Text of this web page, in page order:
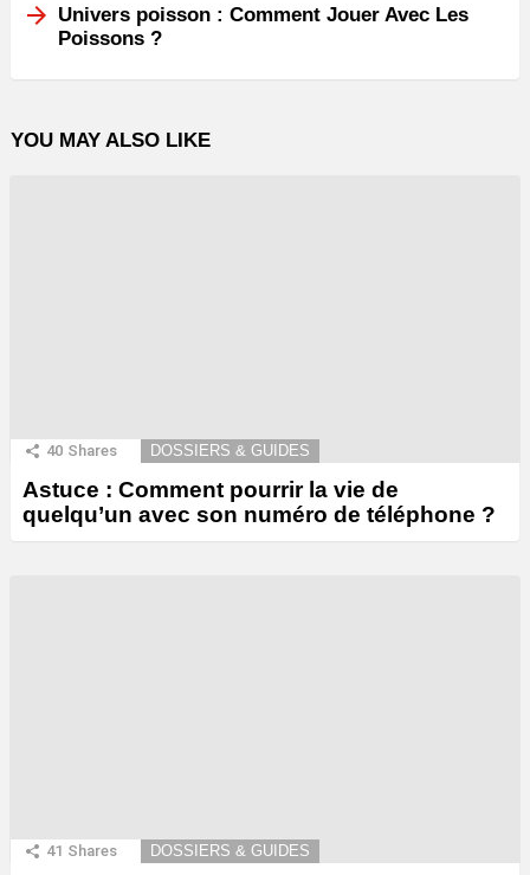
Univers poisson : Comment Jouer Avec Les
Poissons ?
YOU MAY ALSO LIKE
40 Shares DOSSIERS & GUIDES
Astuce : Comment pourrir la vie de
quelqu’un avec son numéro de téléphone ?
41 Shares DOSSIERS & GUIDES